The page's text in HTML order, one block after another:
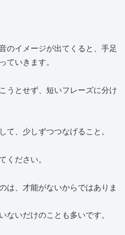
のイメージが出てくると、手足
ていきます。
うとせず、短いフレーズに分け
て、少しずつつなげること。
ください。
は、才能がないからではありま
ないだけのことも多いです。